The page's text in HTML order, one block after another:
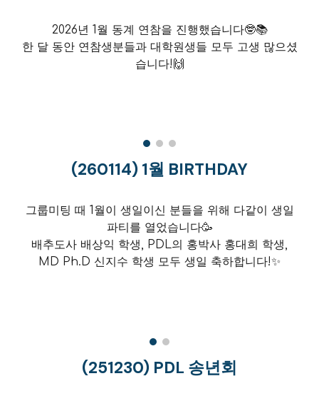
2026년 1월 동계 연참을 진행했습니다🤓📚
한 달 동안 연참생분들과 대학원생들 모두 고생 많으셨
습니다!🙌
(260114) 1월 BIRTHDAY
그룹미팅 때 1월이 생일이신 분들을 위해 다같이 생일
파티를 열었습니다🥳
배추도사 배상익 학생, PDL의 홍박사 홍대희 학생,
MD Ph.D 신지수 학생 모두 생일 축하합니다!✨
(251230) PDL 송년회